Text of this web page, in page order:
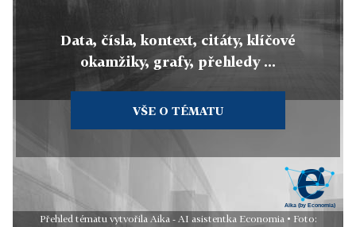
Data, čísla, kontext, citáty, klíčové
okamžiky, grafy, přehledy ...
VŠE O TÉMATU
Přehled tématu vytvořila Aika - AI asistentka Economia • Foto: